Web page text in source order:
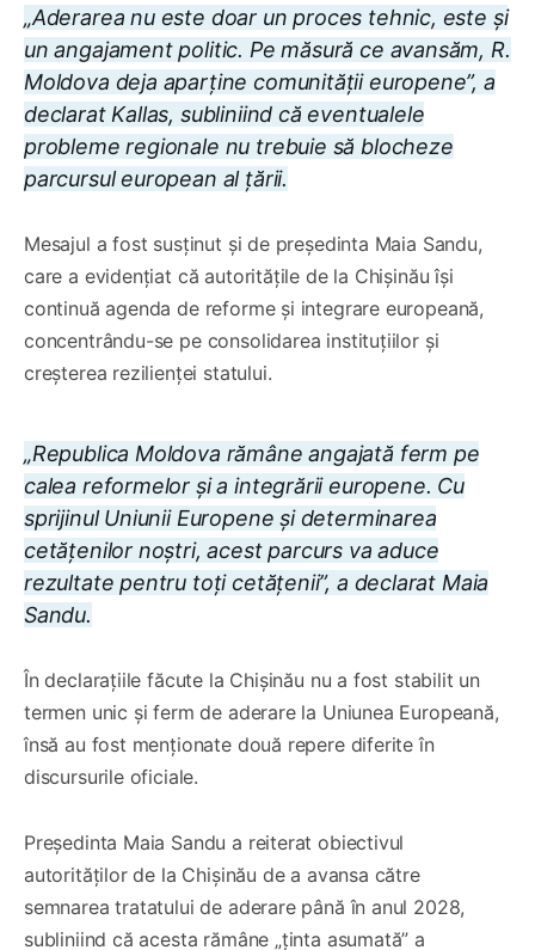
„Aderarea nu este doar un proces tehnic, este și
un angajament politic. Pe măsură ce avansăm, R.
Moldova deja aparține comunității europene”, a
declarat Kallas, subliniind că eventualele
probleme regionale nu trebuie să blocheze
parcursul european al țării.
Mesajul a fost susținut și de președinta Maia Sandu,
care a evidențiat că autoritățile de la Chișinău își
continuă agenda de reforme și integrare europeană,
concentrându-se pe consolidarea instituțiilor și
creșterea rezilienței statului.
„Republica Moldova rămâne angajată ferm pe
calea reformelor și a integrării europene. Cu
sprijinul Uniunii Europene și determinarea
cetățenilor noștri, acest parcurs va aduce
rezultate pentru toți cetățenii”, a declarat Maia
Sandu.
În declarațiile făcute la Chișinău nu a fost stabilit un
termen unic și ferm de aderare la Uniunea Europeană,
însă au fost menționate două repere diferite în
discursurile oficiale.
Președinta Maia Sandu a reiterat obiectivul
autorităților de la Chișinău de a avansa către
semnarea tratatului de aderare până în anul 2028,
subliniind că acesta rămâne „ținta asumată” a